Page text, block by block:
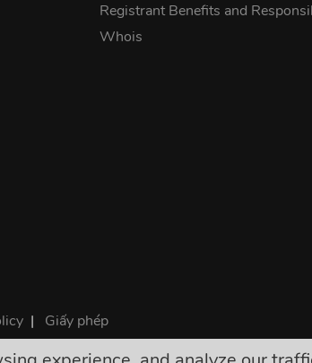
Registrant Benefits and
Whois
| Giấy phép